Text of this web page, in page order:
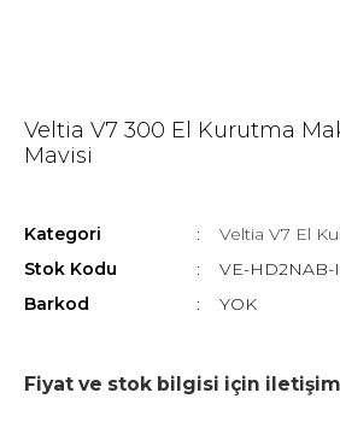
Veltia V7 300 El Kurutma
Mavisi
Kategori
Veltia V7 El
Stok Kodu
VE-HD2NAB-
Barkod
YOK
Fiyat ve stok bilgisi için